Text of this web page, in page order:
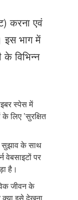
करना एवं
इस भाग में
विभिन्न
स्पेस में
लिए ’सुरक्षित
सुझाव के साथ
वेबसाइटों पर
है।
जीवन के
इसे देखना